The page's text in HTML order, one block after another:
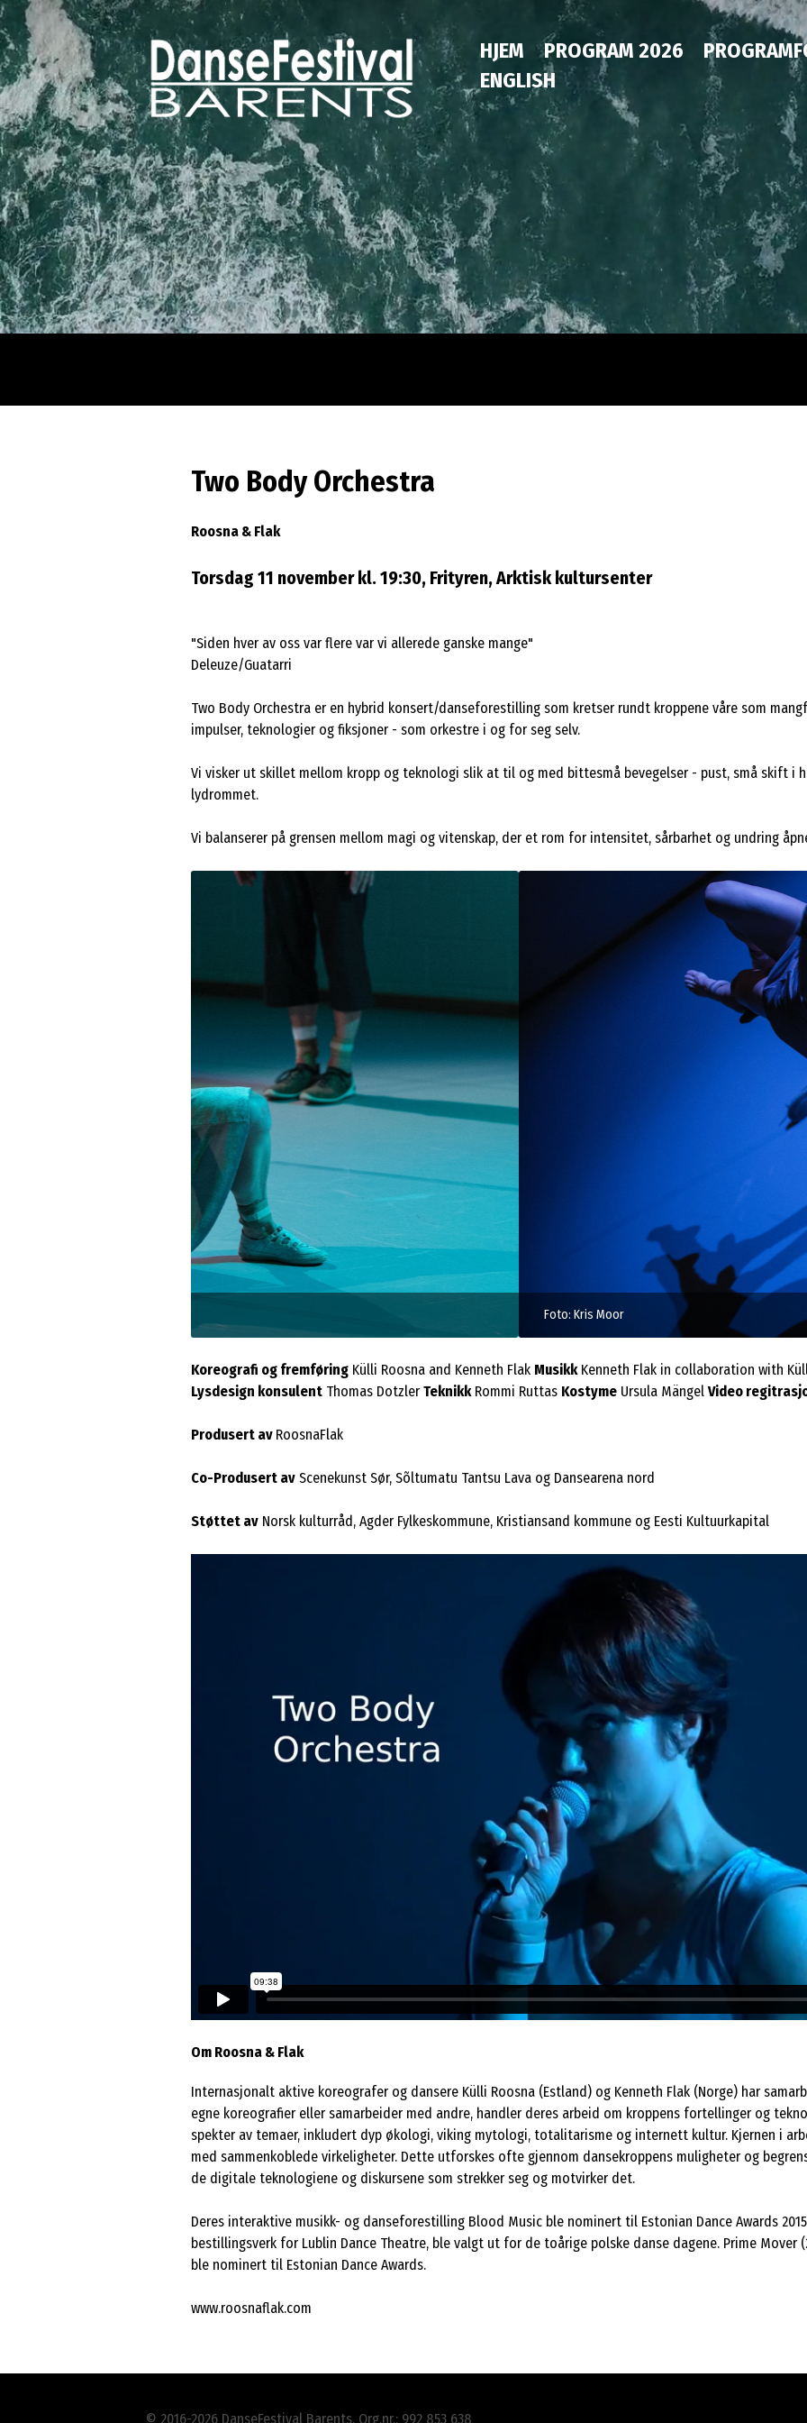
HJEM PROGRAM 2026
ENGLISH
Two Body Orchestra
Roosna & Flak
Torsdag 11 november kl. 19:30, Frityren, Arktisk kultursenter
"Siden hver av oss var flere var vi allerede ganske mange"
Deleuze/Guatarri
Two Body Orchestra er en hybrid konsert/danseforestilling som kretser rundt kroppene våre som
impulser, teknologier og fiksjoner - som orkestre i og for seg selv.
Vi visker ut skillet mellom kropp og teknologi slik at til og med bittesmå bevegelser - pust, små skift i
lydrommet.
Vi balanserer på grensen mellom magi og vitenskap, der et rom for intensitet, sårbarhet og undring
Koreografi og fremføring Külli Roosna and Kenneth Flak MusikkKenneth Flak in collaboration with
Lysdesign konsulent Thomas DotzlerTeknikkRommi Ruttas Kostyme Ursula Mängel Video
Produsert av RoosnaFlak
Co-Produsert av Scenekunst Sør, Sõltumatu Tantsu Lava og Dansearena nord
Støttet av Norsk kulturråd, Agder Fylkeskommune, Kristiansand kommune og Eesti Kultuurkapital
Om Roosna & Flak
Internasjonalt aktive koreografer og dansere Külli Roosna (Estland) og Kenneth Flak (Norge) har
egne koreografier eller samarbeider med andre, handler deres arbeid om kroppens fortellinger og
spekter av temaer, inkludert dyp økologi, viking mytologi, totalitarisme og internett kultur. Kjernen i
med sammenkoblede virkeligheter. Dette utforskes ofte gjennom dansekroppens muligheter og
de digitale teknologiene og diskursene som strekker seg og motvirker det.
Deres interaktive musikk- og danseforestilling Blood Music ble nominert til Estonian Dance Awards
bestillingsverk for Lublin Dance Theatre, ble valgt ut for de toårige polske danse dagene. Prime Mover
ble nominert til Estonian Dance Awards.
www.roosnaflak.com
© 2016-2026 DanseFestival Barents. Org.nr.: 992 853 638